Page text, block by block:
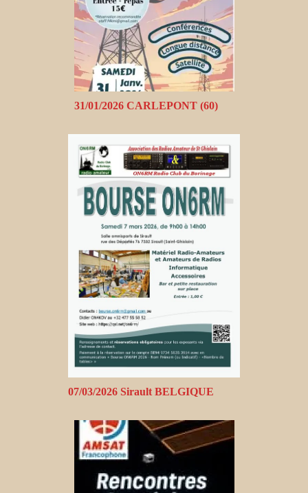
31/01/2026 CARLEPONT (60)
07/03/2026 Sirault BELGIQUE